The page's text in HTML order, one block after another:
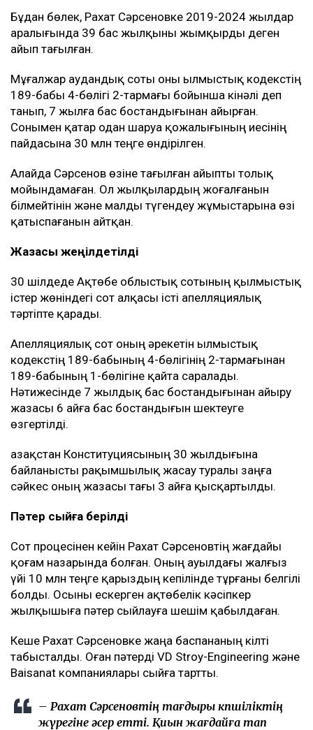
шаруашылықта 60 бас жылқы жоғалып, шығын 10
млн теңге деп көрсетілген. Кейін шаруа
қожалығының иесі Тәжіғали Елеуов пен Рахат
жасалған.
Осы келісім бойынша жылқышының Мұғалжар
ауданындағы Сағашилі ауылында орналасқан үйі
кепілге қойылған.
Биыл сәуірде азаматтық іс бойынша сот Тәжіғали
Елеуовтің пайдасына 10 млн теңге өндіру туралы
шешім шығарды, яғни Рахат Сәрсеновтің жалғыз
баспанасы әлі күнге дейін кепілде тұр. Оны босату
Бұдан бөлек, Рахат Сәрсеновке 2019-2024 жылдар
аралығында 39 бас жылқыны жымқырды деген
Мұғалжар аудандық соты оны Қылмыстық кодекстің
189-бабы 4-бөлігі 2-тармағы бойынша кінәлі деп
танып, 7 жылға бас бостандығынан айырған.
Сонымен қатар одан шаруа қожалығының иесінің
пайдасына 30 млн теңге өндірілген.
Алайда Сәрсенов өзіне тағылған айыпты толық
мойындамаған. Ол жылқылардың жоғалғанын
білмейтінін және малды түгендеу жұмыстарына өзі
30 шілдеде Ақтөбе облыстық сотының қылмыстық
істер жөніндегі сот алқасы істі апелляциялық
тәртіпте қарады.
кодекстің 189-бабының 4-бөлігінің 2-тармағынан
189-бабының 1-бөлігіне қайта саралады.
Нәтижесінде 7 жылдық бас бостандығынан айыру
өзгертілді.